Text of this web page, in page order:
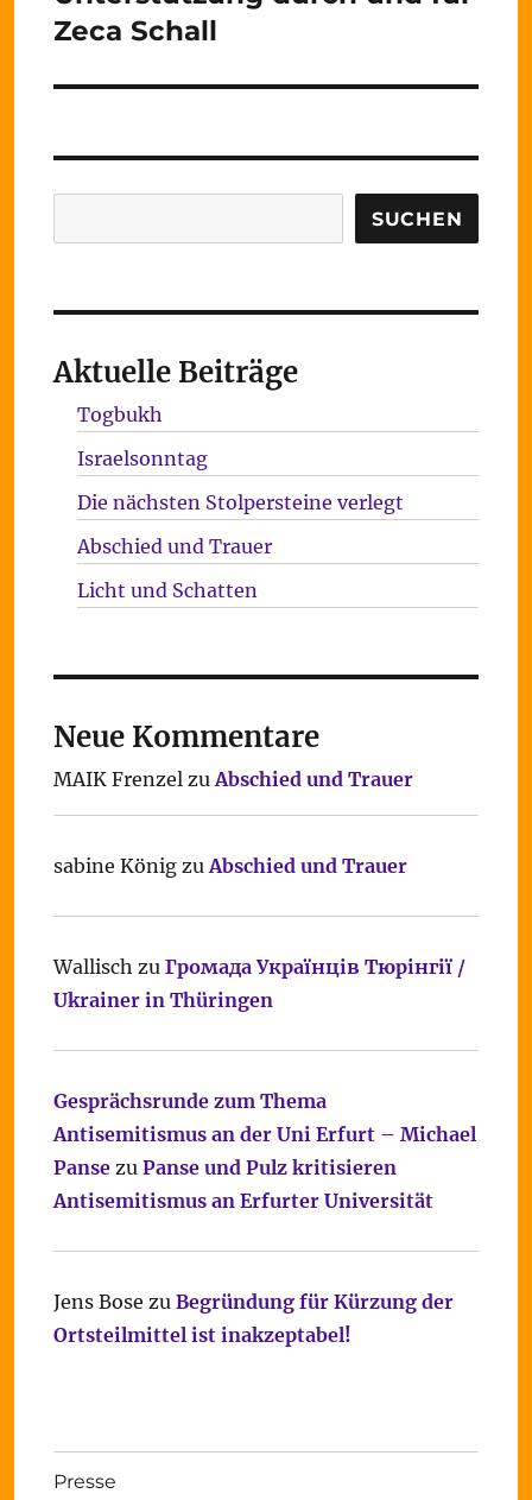
Beitrag:
Zeca Schall
SUCHEN
Aktuelle Beiträge
Togbukh
Israelsonntag
Die nächsten Stolpersteine verlegt
Abschied und Trauer
Licht und Schatten
Neue Kommentare
MAIK FrenzelzuAbschied und Trauer
sabine KönigzuAbschied und Trauer
Wallisch zu Громада Українців Тюрінгії /
Ukrainer in Thüringen
Gesprächsrunde zum Thema
Antisemitismus an der Uni Erfurt – Michael
Pansezu Panse und Pulz kritisieren
Antisemitismus an Erfurter Universität
Jens Bose zu Begründung für Kürzung der
Ortsteilmittel ist inakzeptabel!
Presse